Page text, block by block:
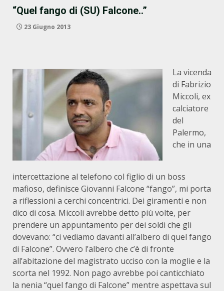
“Quel fango di (SU) Falcone..”
23 Giugno 2013
La vicenda
di Fabrizio
Miccoli, ex
calciatore
del
Palermo,
che in una
intercettazione al telefono col figlio di un boss
mafioso, definisce Giovanni Falcone “fango”, mi porta
a riflessioni a cerchi concentrici. Dei giramenti e non
dico di cosa. Miccoli avrebbe detto più volte, per
prendere un appuntamento per dei soldi che gli
dovevano: “ci vediamo davanti all’albero di quel fango
di Falcone”. Ovvero l’albero che c’è di fronte
all’abitazione del magistrato ucciso con la moglie e la
scorta nel 1992. Non pago avrebbe poi canticchiato
la nenia “quel fango di Falcone” mentre aspettava sul